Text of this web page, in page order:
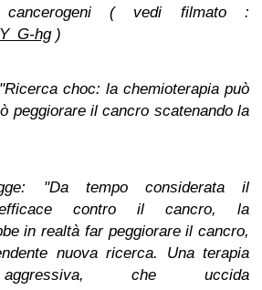
cancerogeni ( vedi filmato :
hg)
choc: la chemioterapia può
peggiorare il cancro scatenando la
"Da tempo considerata il
contro il cancro, la
in realtà far peggiorare il cancro,
nuova ricerca. Una terapia
aggressiva, che uccida